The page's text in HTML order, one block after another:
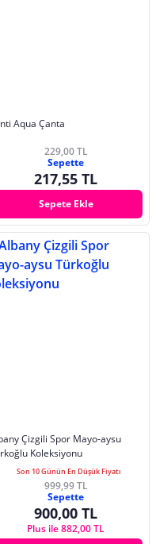
Aqua Çanta
229,00 TL
Sepette
217,55 TL
Sepete Ekle
Çizgili Spor Mayo-aysu
Koleksiyonu
Son 10 Günün En Düşük Fiyatı
999,99 TL
Sepette
900,00 TL
Plus ile 882,00 TL